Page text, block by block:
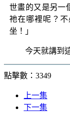
世畫的又是另一
祂在哪裡呢？
坐！」
今天就講到
點擊數：3349
上一集
下一集